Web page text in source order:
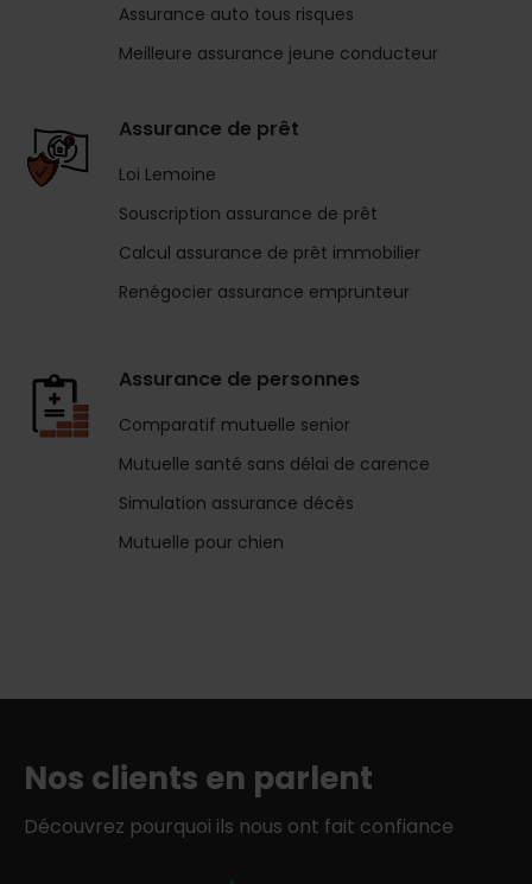
Assurance auto tous risques
Meilleure assurance jeune conducteur
Assurance de prêt
Loi Lemoine
Souscription assurance de prêt
Calcul assurance de prêt immobilier
Renégocier assurance emprunteur
Assurance de personnes
Comparatif mutuelle senior
Mutuelle santé sans délai de carence
Simulation assurance décès
Mutuelle pour chien
Nos clients en parlent
Découvrez pourquoi ils nous ont fait confiance